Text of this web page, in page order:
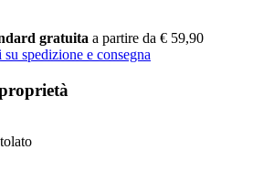
gratuita a partire da € 59,90
spedizione e consegna